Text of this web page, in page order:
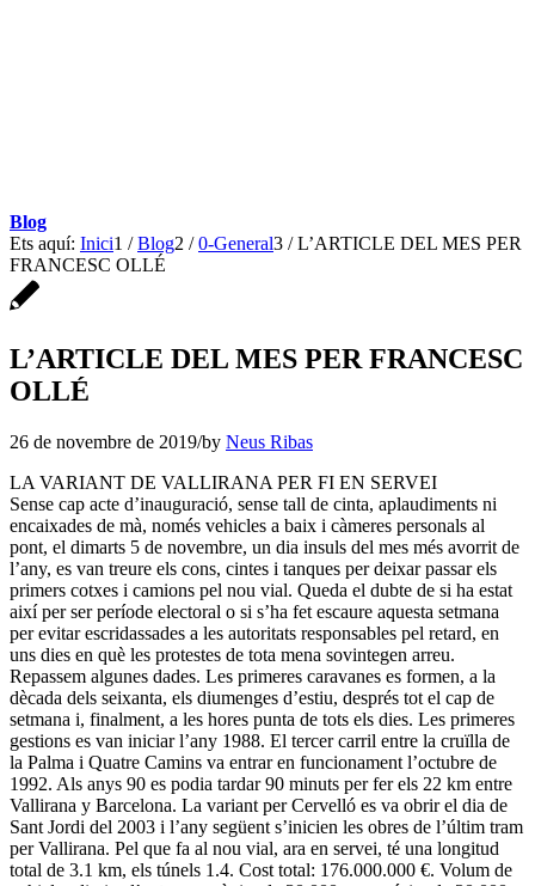
Blog
Ets aquí: Inici1 / Blog2 / 0-General3 / L’ARTICLE DEL MES PER
FRANCESC OLLÉ
L’ARTICLE DEL MES PER FRANCESC
OLLÉ
26 de novembre de 2019/by Neus Ribas
LA VARIANT DE VALLIRANA PER FI EN SERVEI
Sense cap acte d’inauguració, sense tall de cinta, aplaudiments ni
encaixades de mà, només vehicles a baix i càmeres personals al
pont, el dimarts 5 de novembre, un dia insuls del mes més avorrit de
l’any, es van treure els cons, cintes i tanques per deixar passar els
primers cotxes i camions pel nou vial. Queda el dubte de si ha estat
així per ser període electoral o si s’ha fet escaure aquesta setmana
per evitar escridassades a les autoritats responsables pel retard, en
uns dies en què les protestes de tota mena sovintegen arreu.
Repassem algunes dades. Les primeres caravanes es formen, a la
dècada dels seixanta, els diumenges d’estiu, després tot el cap de
setmana i, finalment, a les hores punta de tots els dies. Les primeres
gestions es van iniciar l’any 1988. El tercer carril entre la cruïlla de
la Palma i Quatre Camins va entrar en funcionament l’octubre de
1992. Als anys 90 es podia tardar 90 minuts per fer els 22 km entre
Vallirana y Barcelona. La variant per Cervelló es va obrir el dia de
Sant Jordi del 2003 i l’any següent s’inicien les obres de l’últim tram
per Vallirana. Pel que fa al nou vial, ara en servei, té una longitud
total de 3.1 km, els túnels 1.4. Cost total: 176.000.000 €. Volum de